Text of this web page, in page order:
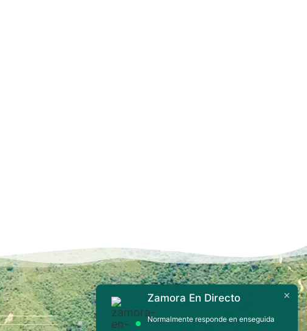
Contáctanos
Zamora En Directo
Normalmente responde en enseguida